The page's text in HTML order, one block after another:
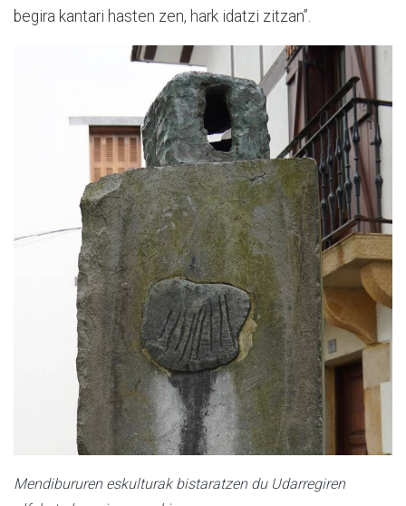
begira kantari hasten zen, hark idatzi zitzan”.
Mendibururen eskulturak bistaratzen du Udarregiren